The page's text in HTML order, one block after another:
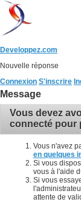
Developpez.com
Nouvelle réponse
Connexion S'inscrire
Message
Vous devez
connecté pour
Vous n'avez
en quelques
Si vous
vous à l'aide
Si vous
attente de